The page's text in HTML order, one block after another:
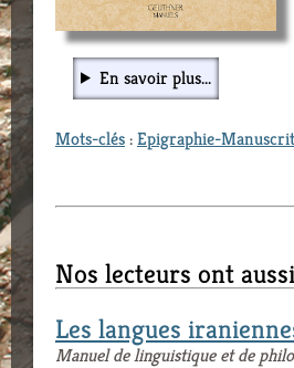
En savoir plus...
Mots-clés:Epigraphie-
Nos lecteurs ont
Les langues
Manuel de linguistique et de